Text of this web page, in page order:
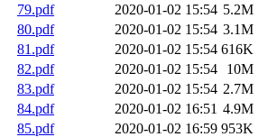
79.pdf
2020-01-02 15:54 5.2M
80.pdf
2020-01-02 15:54 3.1M
81.pdf
2020-01-02 15:54 616K
82.pdf
2020-01-02 15:54
10M
83.pdf
2020-01-02 15:54 2.7M
84.pdf
2020-01-02 16:51 4.9M
85.pdf
2020-01-02 16:59 953K